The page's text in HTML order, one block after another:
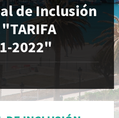
de Inclusión
2022"